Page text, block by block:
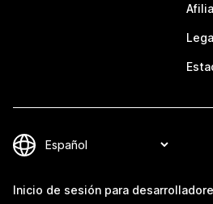
Legal
Inicio de sesión para